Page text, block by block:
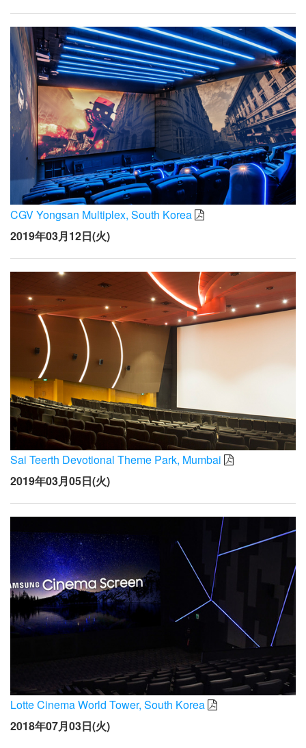
CGV Yongsan Multiplex, South Korea
2019年03月12日(火)
Sai Teerth Devotional Theme Park, Mumbai
2019年03月05日(火)
Lotte Cinema World Tower, South Korea
2018年07月03日(火)